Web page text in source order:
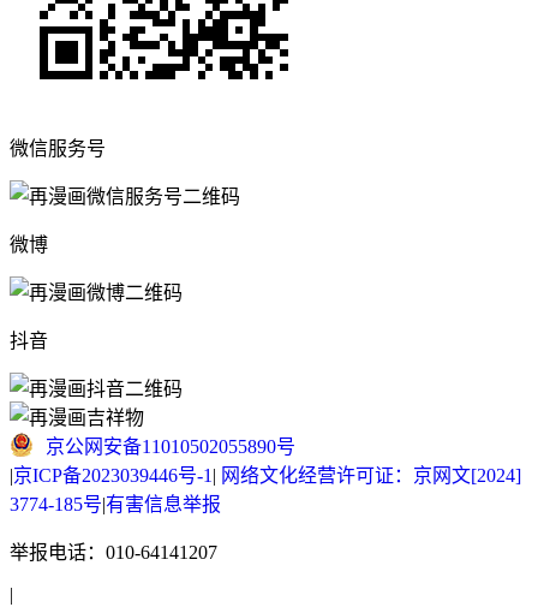
微信服务号
微博
抖音
京公网安备11010502055890号
|京ICP备2023039446号-1 | 网络文化经营许可证：京网文[2024]
3774-185号|有害信息举报
举报电话：010-64141207
|